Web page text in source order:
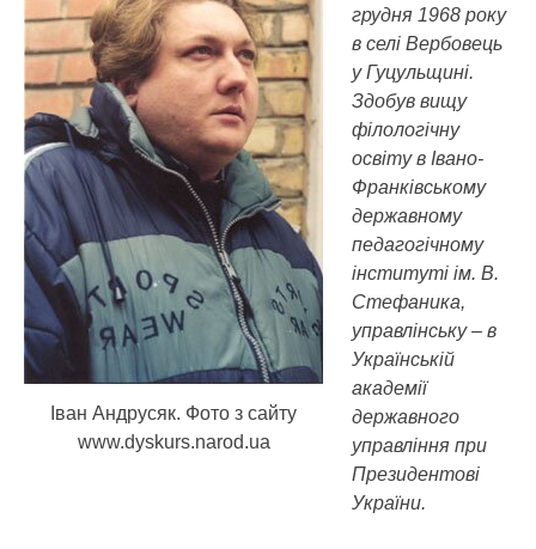
Іван Андрусяк. Фото з сайту
www.dyskurs.narod.ua
грудня 1968 року
в селі Вербовець
у Гуцульщині.
Здобув вищу
філологічну
освіту в Івано-
Франківському
державному
педагогічному
інституті ім. В.
Стефаника,
управлінську – в
Українській
академії
державного
управління при
Президентові
України.